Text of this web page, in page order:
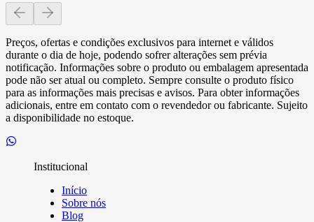
Preços, ofertas e condições exclusivos para internet e válidos
durante o dia de hoje, podendo sofrer alterações sem prévia
notificação. Informações sobre o produto ou embalagem apresentada
pode não ser atual ou completo. Sempre consulte o produto físico
para as informações mais precisas e avisos. Para obter informações
adicionais, entre em contato com o revendedor ou fabricante. Sujeito
a disponibilidade no estoque.
Institucional
Início
Sobre nós
Blog